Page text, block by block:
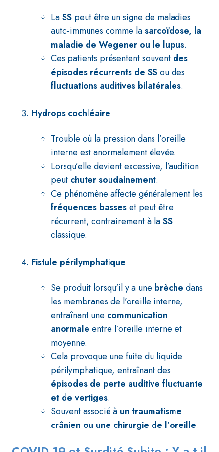
LaSS peut être un signe de maladies
auto-immunes comme lasarcoïdose, la
maladie de Wegener ou le lupus.
Ces patients présentent souvent des
épisodes récurrents de SSou des
fluctuations auditives bilatérales.
Hydrops cochléaire
Trouble où la pression dans l’oreille
interne est anormalement élevée.
Lorsqu’elle devient excessive, l’audition
peut chuter soudainement.
Ce phénomène affecte généralement les
fréquences basseset peut être
récurrent, contrairement à laSS
classique.
Fistule périlymphatique
Se produit lorsqu'il y a une brèche dans
les membranes de l’oreille interne,
entraînant une communication
anormale entre l’oreille interne et
moyenne.
Cela provoque une fuite du liquide
périlymphatique, entraînant des
épisodes de perte auditive fluctuante
et de vertiges.
Souvent associé à un traumatisme
crânien ou une chirurgie de l’oreille.